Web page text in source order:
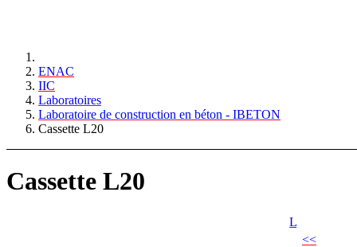
ENAC
IIC
Laboratoires
Laboratoire de construction en béton - IBETON
Cassette L20
Cassette L20
L
<<